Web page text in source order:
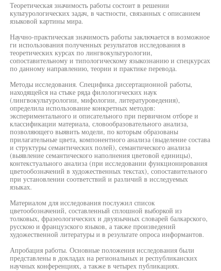
Теоретическая значимость работы состоит в решении
культурологических задач, в частности, связанных с описанием
языковой картины мира.
Научно-практическая значимость работы заключается в возможное
ги использования полученных результатов исследования в
теоретических курсах по лингвокультурологии,
сопоставительному и типологическому языкознанию и спецкурсах
по данному направлению, теории и практике перевода.
Методы исследования. Специфика диссертационной работы,
находящейся на стыке ряда филологических наук
(лингвокультурологии, мифологии, литературоведения),
определила использование конкретных методов:
экспериментального и описательного при первичном отборе и
классификации материала, словообразовательного анализа,
позволяющего выявить модели, по которым образованы
прилагательные цвета, компонентного анализа (выделение состава
и структуры семантических полей), семантического анализа
(выявление семантического наполнения цветовой единицы),
контекстуального анализа (при исследовании функционирования
цветообозначений в художественных текстах), сопоставительного
при установлении соответствий и различий в исследуемых
языках.
Материалом для исследования послужил список
цветообозначений, составленный сплошной выборкой из
толковых, фразеологических и двуязычных словарей балкарского,
русскою и французского языков, а также произведений
художественной литературы и в результате опроса информантов.
Апробация работы. Основные положения исследования были
представлены в докладах на региональных и республиканских
научных конференциях, а также в четырех публикациях.